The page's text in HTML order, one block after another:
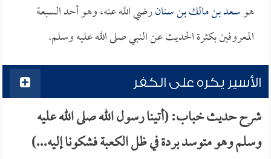
هوسعد بن مالك بن سنانرضي الله عنه، وهو أحد السبعة
المعروفين بكثرة الحديث عن النبي صلى الله عليه وسلم.
الأسير يكره على الكفر
شرح حديث خباب: (أتينا رسول الله صلى الله عليه
وسلم وهو متوسد بردة في ظل الكعبة فشكونا إليه...)